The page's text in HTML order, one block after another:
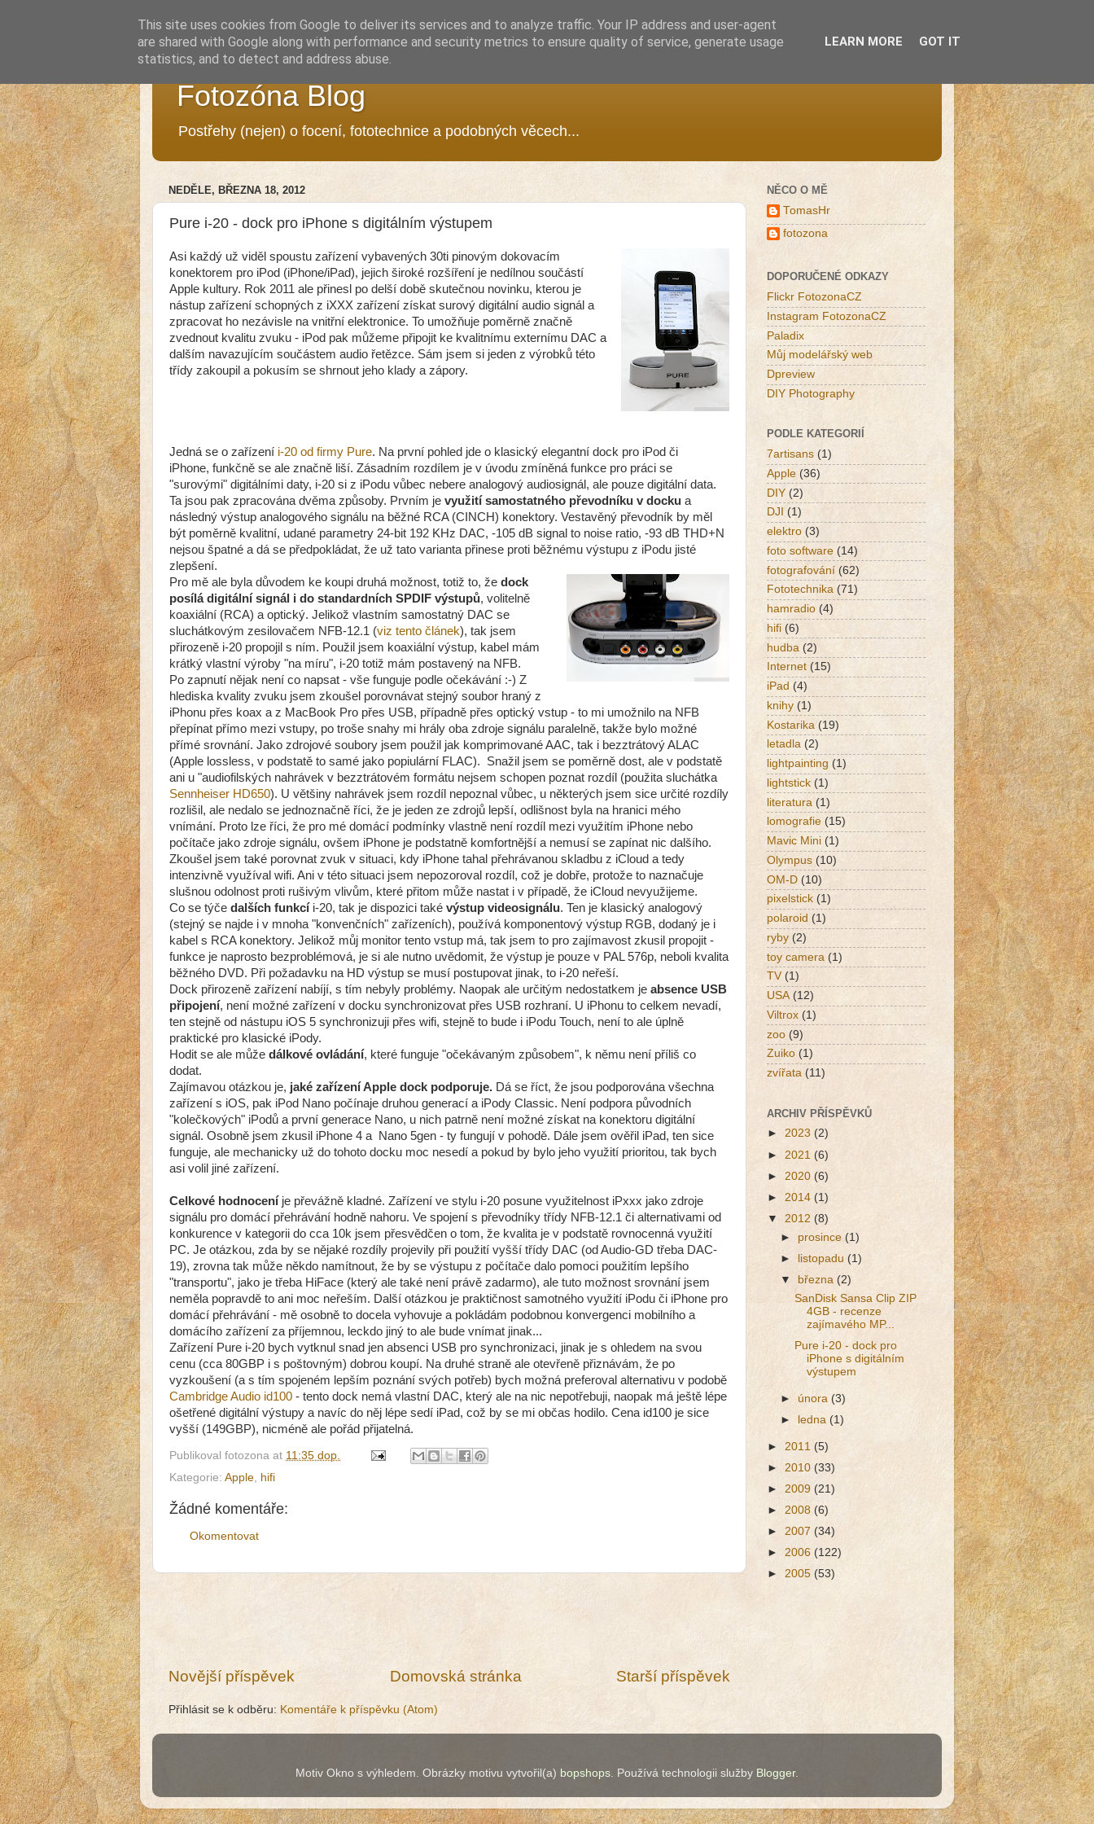
Fotozóna Blog
Postřehy (nejen) o focení, fototechnice a podobných věcech...
NEDĚLE, BŘEZNA 18, 2012
Pure i-20 - dock pro iPhone s digitálním výstupem
Asi každý už viděl spoustu zařízení vybavených 30ti pinovým dokovacím
konektorem pro iPod (iPhone/iPad), jejich široké rozšíření je nedílnou součástí
Apple kultury. Rok 2011 ale přinesl po delší době skutečnou novinku, kterou je
nástup zařízení schopných z iXXX zařízení získat surový digitální audio signál a
zpracovat ho nezávisle na vnitřní elektronice. To umožňuje poměrně značně
zvednout kvalitu zvuku - iPod pak můžeme připojit ke kvalitnímu externímu DAC a
dalším navazujícím součástem audio řetězce. Sám jsem si jeden z výrobků této
třídy zakoupil a pokusím se shrnout jeho klady a zápory.
Jedná se o zařízení i-20 od firmy Pure. Na první pohled jde o klasický elegantní dock pro iPod či
iPhone, funkčně se ale značně liší. Zásadním rozdílem je v úvodu zmíněná funkce pro práci se
"surovými" digitálními daty, i-20 si z iPodu vůbec nebere analogový audiosignál, ale pouze digitální data.
Ta jsou pak zpracována dvěma způsoby. Prvním je využití samostatného převodníku v docku a
následný výstup analogového signálu na běžné RCA (CINCH) konektory. Vestavěný převodník by měl
být poměrně kvalitní, udané parametry 24-bit 192 KHz DAC, -105 dB signal to noise ratio, -93 dB THD+N
nejsou špatné a dá se předpokládat, že už tato varianta přinese proti běžnému výstupu z iPodu jisté
zlepšení.
Pro mě ale byla důvodem ke koupi druhá možnost, totiž to, že dock
posílá digitální signál i do standardních SPDIF výstupů, volitelně
koaxiální (RCA) a optický. Jelikož vlastním samostatný DAC se
sluchátkovým zesilovačem NFB-12.1 (viz tento článek), tak jsem
přirozeně i-20 propojil s ním. Použil jsem koaxiální výstup, kabel mám
krátký vlastní výroby "na míru", i-20 totiž mám postavený na NFB.
Po zapnutí nějak není co napsat - vše funguje podle očekávání :-) Z
hlediska kvality zvuku jsem zkoušel porovnávat stejný soubor hraný z
iPhonu přes koax a z MacBook Pro přes USB, případně přes optický vstup - to mi umožnilo na NFB
přepínat přímo mezi vstupy, po troše snahy mi hrály oba zdroje signálu paralelně, takže bylo možné
přímé srovnání. Jako zdrojové soubory jsem použil jak komprimované AAC, tak i bezztrátový ALAC
(Apple lossless, v podstatě to samé jako popiulární FLAC). Snažil jsem se poměrně dost, ale v podstatě
ani u "audiofilských nahrávek v bezztrátovém formátu nejsem schopen poznat rozdíl (použita sluchátka
Sennheiser HD650). U většiny nahrávek jsem rozdíl nepoznal vůbec, u některých jsem sice určité rozdíly
rozlišil, ale nedalo se jednoznačně říci, že je jeden ze zdrojů lepší, odlišnost byla na hranici mého
vnímání. Proto lze říci, že pro mé domácí podmínky vlastně není rozdíl mezi využitím iPhone nebo
počítače jako zdroje signálu, ovšem iPhone je podstatně komfortnější a nemusí se zapínat nic dalšího.
Zkoušel jsem také porovnat zvuk v situaci, kdy iPhone tahal přehrávanou skladbu z iCloud a tedy
intenzivně využíval wifi. Ani v této situaci jsem nepozoroval rozdíl, což je dobře, protože to naznačuje
slušnou odolnost proti rušivým vlivům, které přitom může nastat i v případě, že iCloud nevyužijeme.
Co se týče dalších funkcí i-20, tak je dispozici také výstup videosignálu. Ten je klasický analogový
(stejný se najde i v mnoha "konvenčních" zařízeních), používá komponentový výstup RGB, dodaný je i
kabel s RCA konektory. Jelikož můj monitor tento vstup má, tak jsem to pro zajímavost zkusil propojit -
funkce je naprosto bezproblémová, je si ale nutno uvědomit, že výstup je pouze v PAL 576p, neboli kvalita
běžného DVD. Při požadavku na HD výstup se musí postupovat jinak, to i-20 neřeší.
Dock přirozeně zařízení nabíjí, s tím nebyly problémy. Naopak ale určitým nedostatkem je absence USB
připojení, není možné zařízení v docku synchronizovat přes USB rozhraní. U iPhonu to celkem nevadí,
ten stejně od nástupu iOS 5 synchronizuji přes wifi, stejně to bude i iPodu Touch, není to ale úplně
praktické pro klasické iPody.
Hodit se ale může dálkové ovládání, které funguje "očekávaným způsobem", k němu není příliš co
dodat.
Zajímavou otázkou je, jaké zařízení Apple dock podporuje. Dá se říct, že jsou podporována všechna
zařízení s iOS, pak iPod Nano počínaje druhou generací a iPody Classic. Není podpora původních
"kolečkových" iPodů a první generace Nano, u nich patrně není možné získat na konektoru digitální
signál. Osobně jsem zkusil iPhone 4 a Nano 5gen - ty fungují v pohodě. Dále jsem ověřil iPad, ten sice
funguje, ale mechanicky už do tohoto docku moc nesedí a pokud by bylo jeho využití prioritou, tak bych
asi volil jiné zařízení.
Celkové hodnocení je převážně kladné. Zařízení ve stylu i-20 posune využitelnost iPxxx jako zdroje
signálu pro domácí přehrávání hodně nahoru. Ve spojení s převodníky třídy NFB-12.1 či alternativami od
konkurence v kategorii do cca 10k jsem přesvědčen o tom, že kvalita je v podstatě rovnocenná využití
PC. Je otázkou, zda by se nějaké rozdíly projevily při použití vyšší třídy DAC (od Audio-GD třeba DAC-
19), zrovna tak může někdo namítnout, že by se výstupu z počítače dalo pomoci použitím lepšího
"transportu", jako je třeba HiFace (který ale také není právě zadarmo), ale tuto možnost srovnání jsem
neměla popravdě to ani moc neřeším. Další otázkou je praktičnost samotného využití iPodu či iPhone pro
domácí přehrávání - mě osobně to docela vyhovuje a pokládám podobnou konvergenci mobilního a
domácího zařízení za příjemnou, leckdo jiný to ale bude vnímat jinak...
Zařízení Pure i-20 bych vytknul snad jen absenci USB pro synchronizaci, jinak je s ohledem na svou
cenu (cca 80GBP i s poštovným) dobrou koupí. Na druhé straně ale otevřeně přiznávám, že po
vyzkoušení (a s tím spojeném lepším poznání svých potřeb) bych možná preferoval alternativu v podobě
Cambridge Audio id100 - tento dock nemá vlastní DAC, který ale na nic nepotřebuji, naopak má ještě lépe
ošetřené digitální výstupy a navíc do něj lépe sedí iPad, což by se mi občas hodilo. Cena id100 je sice
vyšší (149GBP), nicméně ale pořád přijatelná.
Publikoval fotozona at 11:35 dop.
Kategorie: Apple, hifi
Žádné komentáře:
Okomentovat
Novější příspěvek Starší příspěvek
Domovská stránka
Přihlásit se k odběru: Komentáře k příspěvku (Atom)
NĚCO O MĚ
TomasHr
fotozona
DOPORUČENÉ ODKAZY
Flickr FotozonaCZ
Instagram FotozonaCZ
Paladix
Můj modelářský web
Dpreview
DIY Photography
PODLE KATEGORIÍ
7artisans (1)
Apple (36)
DIY (2)
DJI (1)
elektro (3)
foto software (14)
fotografování (62)
Fototechnika (71)
hamradio (4)
hifi (6)
hudba (2)
Internet (15)
iPad (4)
knihy (1)
Kostarika (19)
letadla (2)
lightpainting (1)
lightstick (1)
literatura (1)
lomografie (15)
Mavic Mini (1)
Olympus (10)
OM-D (10)
pixelstick (1)
polaroid (1)
ryby (2)
toy camera (1)
TV (1)
USA (12)
Viltrox (1)
zoo (9)
Zuiko (1)
zvířata (11)
ARCHIV PŘÍSPĚVKŮ
► 2023 (2)
► 2021 (6)
► 2020 (6)
► 2014 (1)
▼ 2012 (8)
► prosince(1)
►
listopadu(1)
▼
března(2)
SanDisk Sansa Clip ZIP
4GB - recenze
zajímavého MP...
Pure i-20 - dock pro
iPhone s digitálním
výstupem
► února(3)
►
ledna(1)
► 2011 (5)
► 2010 (33)
► 2009 (21)
► 2008 (6)
► 2007 (34)
► 2006 (122)
► 2005 (53)
Motiv Okno s výhledem. Obrázky motivu vytvořil(a) bopshops . Používá technologii služby Blogger.
This site uses cookies from Google to deliver its services and to analyze traffic. Your IP address and user-agent
are shared with Google along with performance and security metrics to ensure quality of service, generate usage
statistics, and to detect and address abuse.
LEARN MORE GOT IT